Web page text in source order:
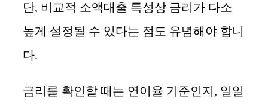
단, 비교적 소액대출 특성상 금리가 다소
높게 설정될 수 있다는 점도 유념해야 합니
다.
금리를 확인할 때는 연이율 기준인지, 일일